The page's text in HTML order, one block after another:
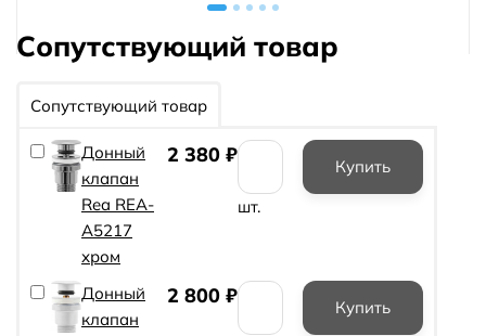
Сопутствующий товар
Сопутствующий товар
Донный
клапан
Rea REA-
A5217
хром
2 380 ₽
шт.
Донный
клапан
2 800 ₽